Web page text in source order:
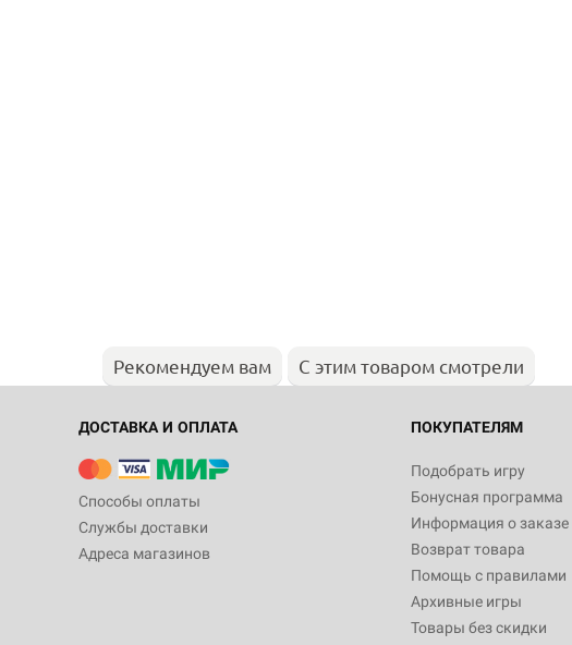
Рекомендуем вам С этим товаром смотрели
ДОСТАВКА И ОПЛАТА
Способы оплаты
Службы доставки
Адреса магазинов
ПОКУПАТЕЛЯМ
Подобрать игру
Бонусная программа
Информация о заказе
Возврат товара
Помощь с правилами
Архивные игры
Товары без скидки